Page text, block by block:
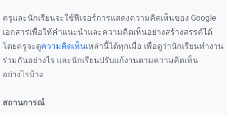
ครูและนักเรียนจะใช้ฟีเจอร์การแสดงความคิดเห็นของ Google
เอกสารเพื่อให้คำแนะนำและความคิดเห็นอย่างสร้างสรรค์ได้
โดยครูจะดูความคิดเห็นเหล่านี้ได้ทุกเมื่อ เพื่อดูว่านักเรียนทำงาน
ร่วมกันอย่างไร และนักเรียนปรับแก้งานตามความคิดเห็น
อย่างไรบ้าง
สถานการณ์